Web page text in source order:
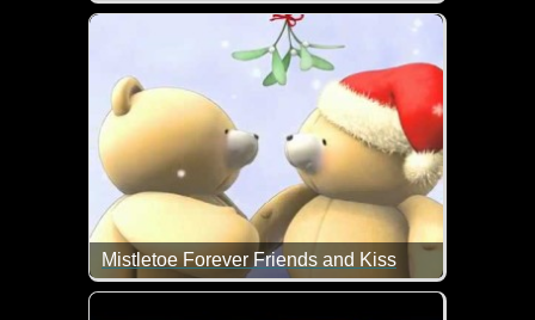
Heimkommen an Weihnachen - ist das nicht was
Mistletoe Forever Friends and Kiss
Wie lieb ist das denn. Ein Weihnachts-Küsschen